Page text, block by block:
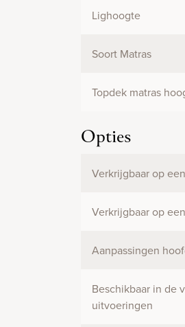
Lighoogte
Soort Matras
Topdek matras
Opties
Verkrijgbaar op
Verkrijgbaar op
Aanpassingen
Beschikbaar in de
uitvoeringen